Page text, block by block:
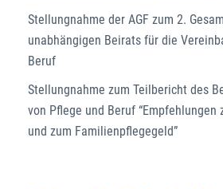
Stellungnahme der AGF zum 2.
unabhängigen Beirats für die
Beruf
Stellungnahme zum Teilbericht des
von Pflege und Beruf
und zum Familienpflegegeld”